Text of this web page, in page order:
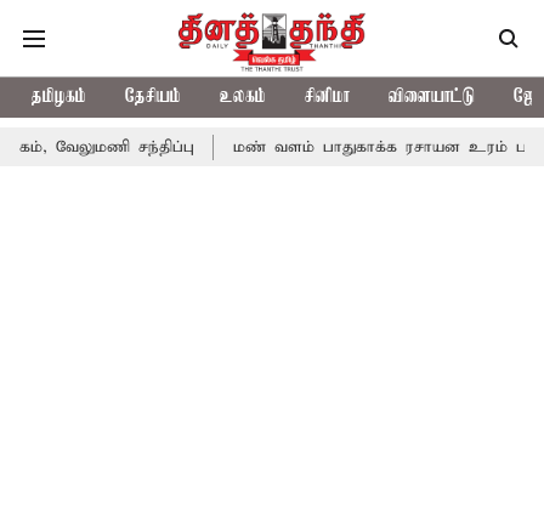
தமிழகம் தேசியம் உலகம் சினிமா விளையாட்டு
சந்திப்பு மண் வளம் பாதுகாக்க ரசாயன உரம் பயன்பாட்டை